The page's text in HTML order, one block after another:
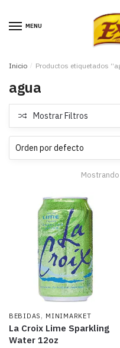
MENU
Inicio / Productos etiquetados
agua
Mostrar Filtros
BEBIDAS , MINIMARKET
La Croix Lime Sparkling
Water 12oz